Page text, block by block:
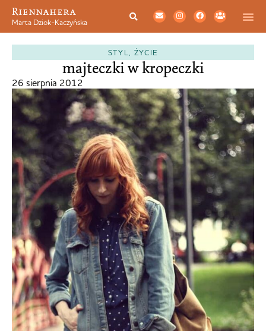
Riennahera
Marta Dziok-Kaczyńska
STYL ŻYCIE
majteczki w kropeczki
26 sierpnia 2012